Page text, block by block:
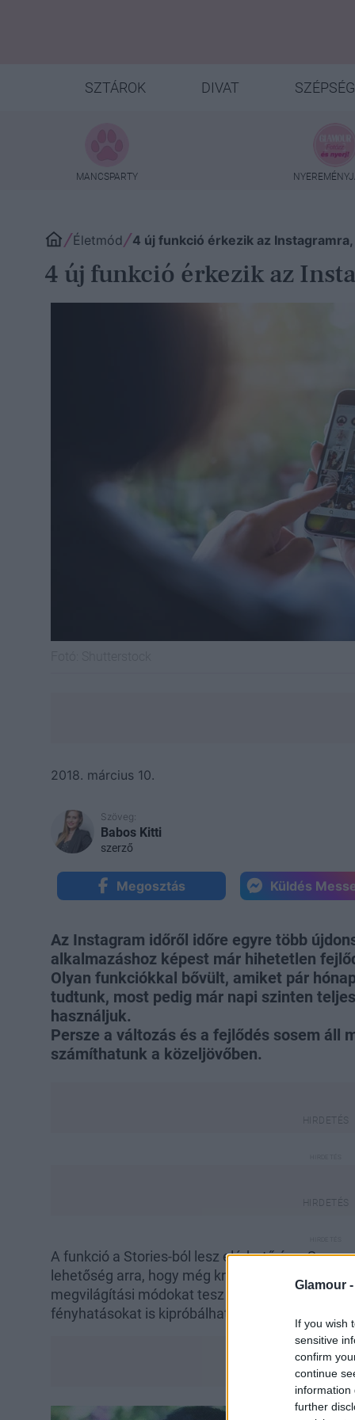
Glamour -
If you wish
sensitive
confirm
continue
information
further
SZTÁROK DIVAT SZÉPSÉG
MANCSPARTY
Életmód 4 új funkció érkezik az
4 új funkció érkezik az
2018. március 10.
Szöveg:
Babos Kitti
szerző
Megosztás Küldés
Az Instagram időről időre egyre több
alkalmazáshoz képest már hihetetlen
Olyan funkciókkal bővült, amiket pár
tudtunk, most pedig már napi szinten
használjuk.
Persze a változás és a fejlődés sosem áll
számíthatunk a közeljövőben.
A funkció a Stories-ból lesz elérhető és a
lehetőség arra, hogy még kreatívabbá tegyük
megvilágítási módokat tesz majd lehetővé.
fényhatásokat is kipróbálhatunk majd.